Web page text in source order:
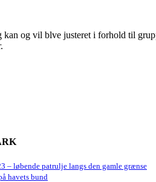
kan og vil blve justeret i forhold til
– løbende patrulje langs den gamle grænse
havets bund